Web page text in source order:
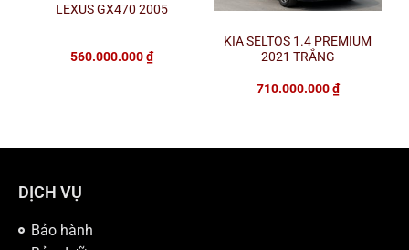
LEXUS GX470 2005
560.000.000₫
KIA SELTOS 1.4 PREMIUM
2021 TRẮNG
710.000.000₫
DỊCH VỤ
Bảo hành